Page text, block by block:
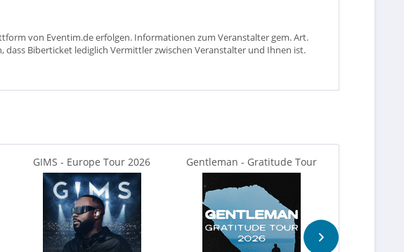
von Eventim.de erfolgen. Informationen zum Veranstalter gem. Art.
dass Biberticket lediglich Vermittler zwischen Veranstalter und Ihnen ist.
GIMS - Europe Tour 2026
Gentleman - Gratitude Tour
2026